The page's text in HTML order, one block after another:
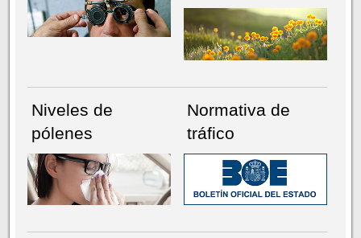
Niveles de
pólenes
Normativa de
tráfico